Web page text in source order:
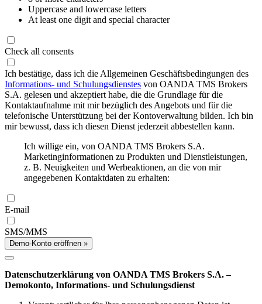
Uppercase and lowercase letters
At least one digit and special character
Check all consents
Ich bestätige, dass ich die Allgemeinen Geschäftsbedingungen des
Informations- und Schulungsdienstes von OANDA TMS Brokers
S.A. gelesen und akzeptiert habe, die die Grundlage für die
Kontaktaufnahme mit mir bezüglich des Angebots und für die
telefonische Unterstützung bei der Kontoverwaltung bilden. Ich bin
mir bewusst, dass ich diesen Dienst jederzeit abbestellen kann.
Ich willige ein, von OANDA TMS Brokers S.A.
Marketinginformationen zu Produkten und Dienstleistungen,
z. B. Neuigkeiten und Werbeaktionen, an die von mir
angegebenen Kontaktdaten zu erhalten:
E-mail
SMS/MMS
Demo-Konto eröffnen »
Datenschutzerklärung von OANDA TMS Brokers S.A. –
Demokonto, Informations- und Schulungsdienst